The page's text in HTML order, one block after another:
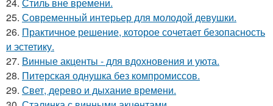
25. Современный интерьер для молодой девушки.
26. Практичное решение, которое сочетает безопасность
и эстетику.
27. Винные акценты - для вдохновения и уюта.
28. Питерская однушка без компромиссов.
29. Свет, дерево и дыхание времени.